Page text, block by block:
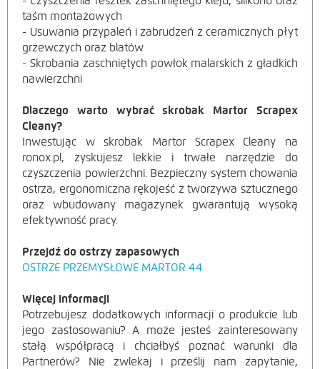
taśm montażowych
- Usuwania przypaleń i zabrudzeń z ceramicznych płyt
grzewczych oraz blatów
- Skrobania zaschniętych powłok malarskich z gładkich
nawierzchni
Dlaczego warto wybrać skrobak Martor Scrapex
Cleany?
Inwestując w skrobak Martor Scrapex Cleany na
ronox.pl, zyskujesz lekkie i trwałe narzędzie do
czyszczenia powierzchni. Bezpieczny system chowania
ostrza, ergonomiczna rękojeść z tworzywa sztucznego
oraz wbudowany magazynek gwarantują wysoką
efektywność pracy.
Przejdź do ostrzy zapasowych
OSTRZE PRZEMYSŁOWE MARTOR 44
Więcej informacji
Potrzebujesz dodatkowych informacji o produkcie lub
jego zastosowaniu? A może jesteś zainteresowany
stałą współpracą i chciałbyś poznać warunki dla
Partnerów? Nie zwlekaj i prześlij nam zapytanie,